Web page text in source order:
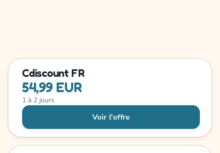
Cdiscount FR
54,99 EUR
1 à 2 jours
Voir l'offre